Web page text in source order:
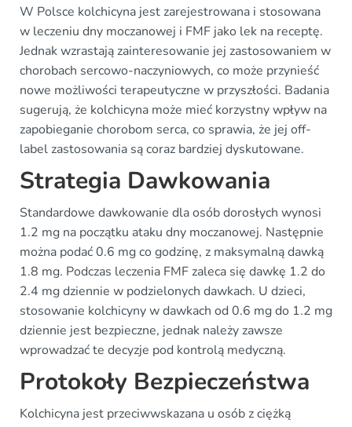
W Polsce kolchicyna jest zarejestrowana i stosowana
w leczeniu dny moczanowej i FMF jako lek na receptę.
Jednak wzrastają zainteresowanie jej zastosowaniem w
chorobach sercowo-naczyniowych, co może przynieść
nowe możliwości terapeutyczne w przyszłości. Badania
sugerują, że kolchicyna może mieć korzystny wpływ na
zapobieganie chorobom serca, co sprawia, że jej off-
label zastosowania są coraz bardziej dyskutowane.
Strategia Dawkowania
Standardowe dawkowanie dla osób dorosłych wynosi
1.2 mg na początku ataku dny moczanowej. Następnie
można podać 0.6 mg co godzinę, z maksymalną dawką
1.8 mg. Podczas leczenia FMF zaleca się dawkę 1.2 do
2.4 mg dziennie w podzielonych dawkach. U dzieci,
stosowanie kolchicyny w dawkach od 0.6 mg do 1.2 mg
dziennie jest bezpieczne, jednak należy zawsze
wprowadzać te decyzje pod kontrolą medyczną.
Protokoły Bezpieczeństwa
Kolchicyna jest przeciwwskazana u osób z ciężką